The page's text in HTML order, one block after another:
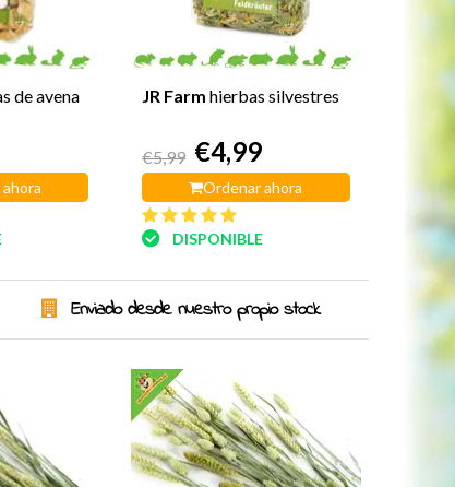
de avena
JR Farm hierbas silvestres
€5,99 €4,99
Ordenar ahora
DISPONIBLE
Enviado desde nuestro propio stock